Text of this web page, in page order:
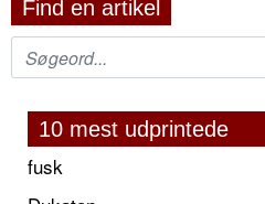
Find en artikel
10 mest udprintede
fusk